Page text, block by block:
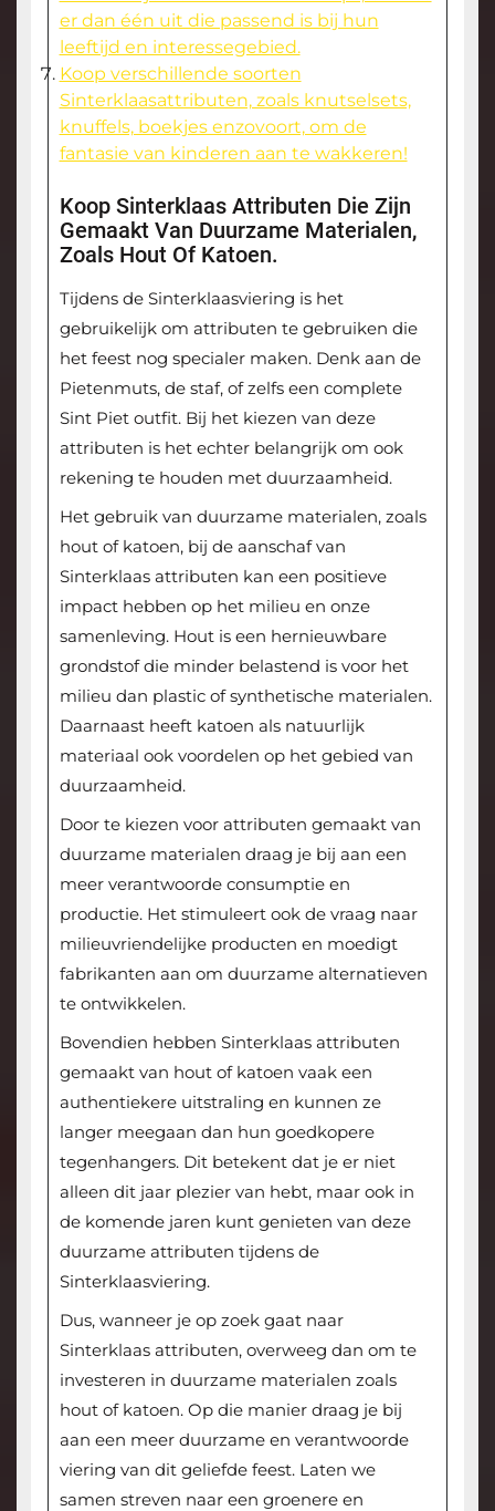
er dan één uit die passend is bij hun
leeftijd en interessegebied.
Koop verschillende soorten
Sinterklaasattributen, zoals knutselsets,
knuffels, boekjes enzovoort, om de
fantasie van kinderen aan te wakkeren!
Koop Sinterklaas Attributen Die Zijn
Gemaakt Van Duurzame Materialen,
Zoals Hout Of Katoen.
Tijdens de Sinterklaasviering is het
gebruikelijk om attributen te gebruiken die
het feest nog specialer maken. Denk aan de
Pietenmuts, de staf, of zelfs een complete
Sint Piet outfit. Bij het kiezen van deze
attributen is het echter belangrijk om ook
rekening te houden met duurzaamheid.
Het gebruik van duurzame materialen, zoals
hout of katoen, bij de aanschaf van
Sinterklaas attributen kan een positieve
impact hebben op het milieu en onze
samenleving. Hout is een hernieuwbare
grondstof die minder belastend is voor het
milieu dan plastic of synthetische materialen.
Daarnaast heeft katoen als natuurlijk
materiaal ook voordelen op het gebied van
duurzaamheid.
Door te kiezen voor attributen gemaakt van
duurzame materialen draag je bij aan een
meer verantwoorde consumptie en
productie. Het stimuleert ook de vraag naar
milieuvriendelijke producten en moedigt
fabrikanten aan om duurzame alternatieven
te ontwikkelen.
Bovendien hebben Sinterklaas attributen
gemaakt van hout of katoen vaak een
authentiekere uitstraling en kunnen ze
langer meegaan dan hun goedkopere
tegenhangers. Dit betekent dat je er niet
alleen dit jaar plezier van hebt, maar ook in
de komende jaren kunt genieten van deze
duurzame attributen tijdens de
Sinterklaasviering.
Dus, wanneer je op zoek gaat naar
Sinterklaas attributen, overweeg dan om te
investeren in duurzame materialen zoals
hout of katoen. Op die manier draag je bij
aan een meer duurzame en verantwoorde
viering van dit geliefde feest. Laten we
samen streven naar een groenere en